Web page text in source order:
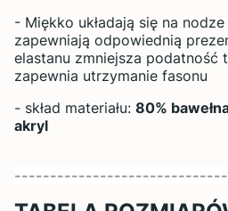
- Miękko układają się na
zapewniają odpowiednią
elastanu zmniejsza podatność
zapewnia utrzymanie fasonu
- skład materiału: 80%
akryl